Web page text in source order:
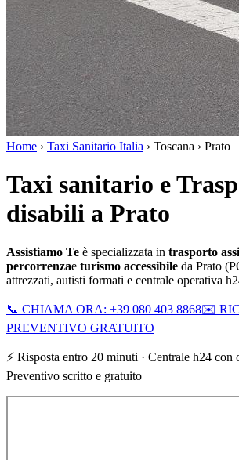
Home › Taxi Sanitario Italia › Toscana › Prato
Taxi sanitario e
disabili a Prato
Assistiamo Te è specializzata in trasporto
percorrenzae turismo accessibile da Prato (
attrezzati, autisti formati e centrale operativa
📞 CHIAMA ORA: +39 080 403 8868✉️
PREVENTIVO GRATUITO
⚡ Risposta entro 20 minuti · Centrale h24 con
Preventivo scritto e gratuito